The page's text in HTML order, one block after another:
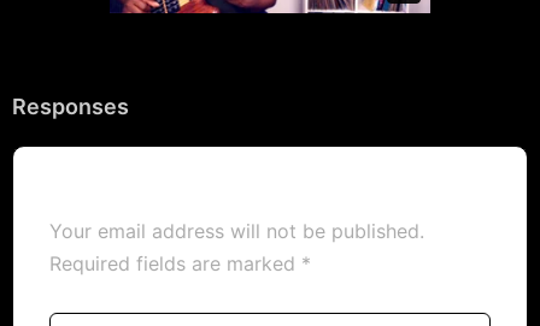
Responses
Your email address will not be published.
Required fields are marked *